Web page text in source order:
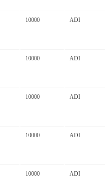
10000 ADI
10000 ADI
10000 ADI
10000 ADI
10000 ADI